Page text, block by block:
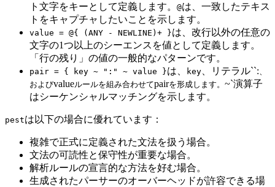
ト文字をキーとして定義します。 @は、一致したテキス
トをキャプチャしたいことを示します。
value = @{ (ANY - NEWLINE)+ }は、改行以外の任意の
文字の1つ以上のシーエンスを値として定義します。
「行の残り」の値の一般的なパターンです。
pair = { key ~ ":" ~ value }は、 key、リテラル``:、
およびvalueルールを組み合わせてpairを形成します。 ~`演算子
はシーケンシャルマッチングを示します。
pestは以下の場合に優れています：
複雑で正式に定義された文法を扱う場合。
文法の可読性と保守性が重要な場合。
解析ルールの宣言的な方法を好む場合。
生成されたパーサーのオーバーヘッドが許容できる場